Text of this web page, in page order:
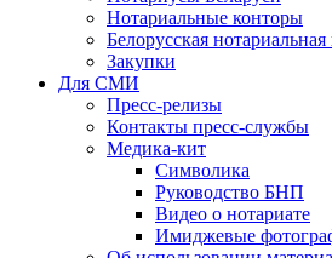
Нотариальные конторы
Белорусская нотариальная
Закупки
Для СМИ
Пресс-релизы
Контакты пресс-службы
Медика-кит
Символика
Руководство БНП
Видео о нотариате
Имиджевые